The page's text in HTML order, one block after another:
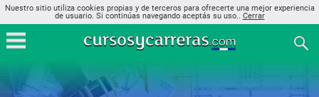
Nuestro sitio utiliza cookies propias y de terceros para ofrecerte una mejor experiencia
de usuario. Si continúas navegando aceptás su uso.. Cerrar